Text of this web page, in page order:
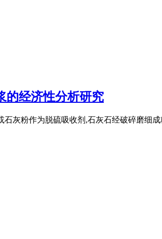
的经济性分析研究
灰粉作为脱硫吸收剂,石灰石经破碎磨细